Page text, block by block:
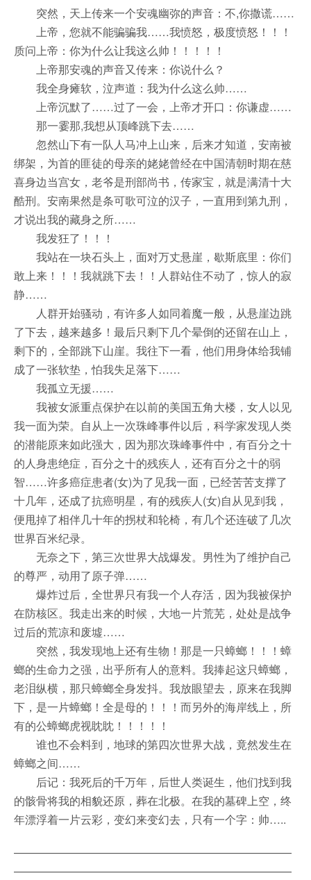
突然，天上传来一个安魂幽弥的声音：不,你撒谎……
上帝，您就不能骗骗我……我愤怒，极度愤怒！！！
质问上帝：你为什么让我这么帅！！！！！
上帝那安魂的声音又传来：你说什么？
我全身瘫软，泣声道：我为什么这么帅……
上帝沉默了……过了一会，上帝才开口：你谦虚……
那一霎那,我想从顶峰跳下去……
忽然山下有一队人马冲上山来，后来才知道，安南被
绑架，为首的匪徒的母亲的姥姥曾经在中国清朝时期在慈
喜身边当宫女，老爷是刑部尚书，传家宝，就是满清十大
酷刑。安南果然是条可歌可泣的汉子，一直用到第九刑，
才说出我的藏身之所……
我发狂了！！！
我站在一块石头上，面对万丈悬崖，歇斯底里：你们
敢上来！！！我就跳下去！！人群站住不动了，惊人的寂
静……
人群开始骚动，有许多人如同着魔一般，从悬崖边跳
了下去，越来越多！最后只剩下几个晕倒的还留在山上，
剩下的，全部跳下山崖。我往下一看，他们用身体给我铺
成了一张软垫，怕我失足落下……
我孤立无援……
我被女派重点保护在以前的美国五角大楼，女人以见
我一面为荣。自从上一次珠峰事件以后，科学家发现人类
的潜能原来如此强大，因为那次珠峰事件中，有百分之十
的人身患绝症，百分之十的残疾人，还有百分之十的弱
智……许多癌症患者(女)为了见我一面，已经苦苦支撑了
十几年，还成了抗癌明星，有的残疾人(女)自从见到我，
便甩掉了相伴几十年的拐杖和轮椅，有几个还连破了几次
世界百米纪录。
无奈之下，第三次世界大战爆发。男性为了维护自己
的尊严，动用了原子弹……
爆炸过后，全世界只有我一个人存活，因为我被保护
在防核区。我走出来的时候，大地一片荒芜，处处是战争
过后的荒凉和废墟……
突然，我发现地上还有生物！那是一只蟑螂！！！蟑
螂的生命力之强，出乎所有人的意料。我捧起这只蟑螂，
老泪纵横，那只蟑螂全身发抖。我放眼望去，原来在我脚
下，是一片蟑螂！全是母的！！！而另外的海岸线上，所
有的公蟑螂虎视眈眈！！！！！
谁也不会料到，地球的第四次世界大战，竟然发生在
蟑螂之间……
后记：我死后的千万年，后世人类诞生，他们找到我
的骸骨将我的相貌还原，葬在北极。在我的墓碑上空，终
年漂浮着一片云彩，变幻来变幻去，只有一个字：帅…..
—————————————————————————
—————————————————————————